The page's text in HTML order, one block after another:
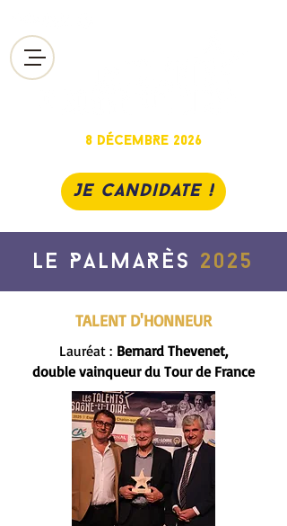
8 DéCEMBRE 2026
Je candidate !
LE PALMARÈS 2025
TALENT D'HONNEUR
Lauréat : Bernard Thevenet,
double vainqueur du Tour de France